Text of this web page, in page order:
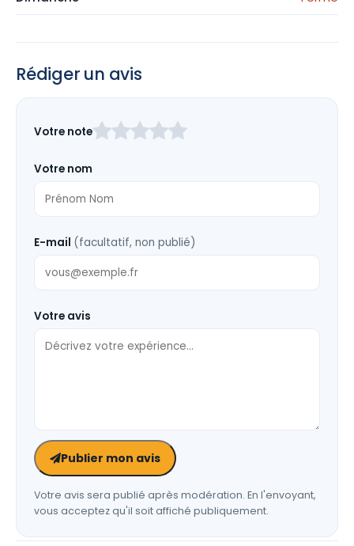
Rédiger un avis
ce
vide
Votre note
Votre nom
E-mail (facultatif, non publié)
Votre avis
Publier mon avis
Votre avis sera publié après modération. En l'envoyant,
vous acceptez qu'il soit affiché publiquement.